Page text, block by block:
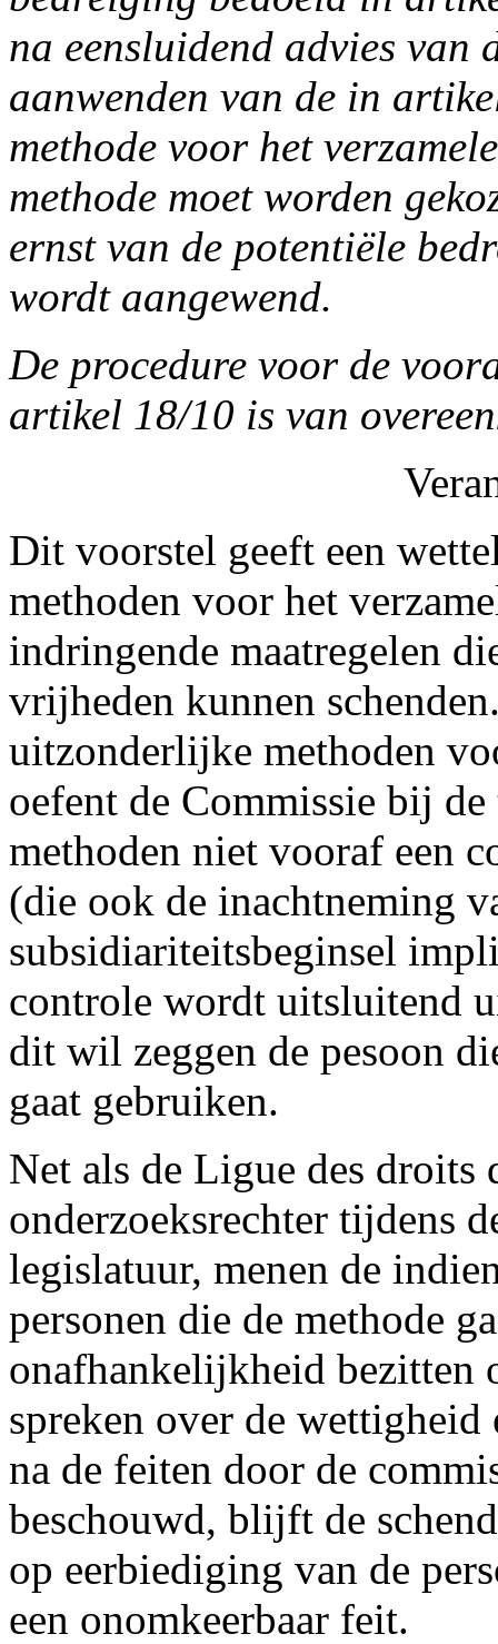
na eensluidend advies van
aanwenden van de in
methode voor het
methode moet worden
ernst van de potentiële
wordt aangewend.
De procedure voor de
artikel 18/10 is van
Dit voorstel geeft een
methoden voor het
indringende maatregelen
vrijheden kunnen
uitzonderlijke methoden
oefent de Commissie bij
methoden niet vooraf een
(die ook de inachtneming
subsidiariteitsbeginsel
controle wordt uitsluitend
dit wil zeggen de pesoon
gaat gebruiken.
Net als de Ligue des droits
onderzoeksrechter tijdens
legislatuur, menen de
personen die de methode
onafhankelijkheid bezitten
spreken over de
na de feiten door de
beschouwd, blijft de
op eerbiediging van de
een onomkeerbaar feit.